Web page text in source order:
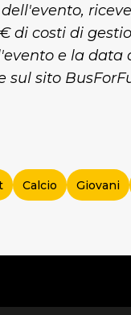
di costi di
e la data
sul sito
Calcio Giovani